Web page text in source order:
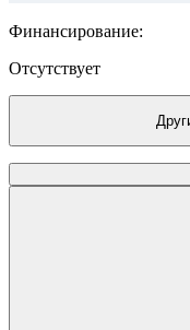
Финансирование:
Отсутствует